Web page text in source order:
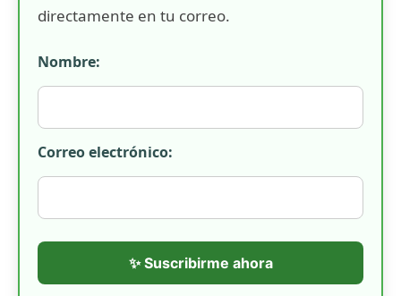
directamente en tu correo.
Nombre:
Correo electrónico:
✨ Suscribirme ahora